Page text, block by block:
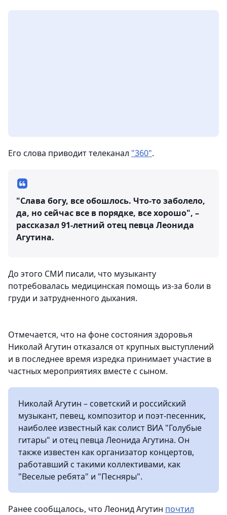
Его слова приводит телеканал "360".
"Слава богу, все обошлось. Что-то заболело,
да, но сейчас все в порядке, все хорошо", –
рассказал 91-летний отец певца Леонида
Агутина.
До этого СМИ писали, что музыканту
потребовалась медицинская помощь из-за боли в
груди и затрудненного дыхания.
Отмечается, что на фоне состояния здоровья
Николай Агутин отказался от крупных выступлений
и в последнее время изредка принимает участие в
частных мероприятиях вместе с сыном.
Николай Агутин – советский и российский
музыкант, певец, композитор и поэт-песенник,
наиболее известный как солист ВИА "Голубые
гитары" и отец певца Леонида Агутина. Он
также известен как организатор концертов,
работавший с такими коллективами, как
"Веселые ребята" и "Песняры".
Ранее сообщалось, что Леонид Агутин почтил